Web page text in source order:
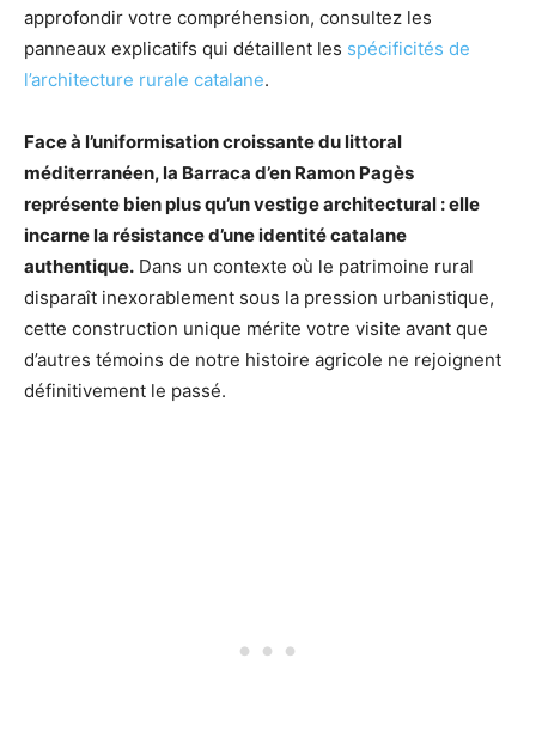
approfondir votre compréhension, consultez les
panneaux explicatifs qui détaillent les spécificités de
l’architecture rurale catalane.
Face à l’uniformisation croissante du littoral
méditerranéen, la Barraca d’en Ramon Pagès
représente bien plus qu’un vestige architectural : elle
incarne la résistance d’une identité catalane
authentique. Dans un contexte où le patrimoine rural
disparaît inexorablement sous la pression urbanistique,
cette construction unique mérite votre visite avant que
d’autres témoins de notre histoire agricole ne rejoignent
définitivement le passé.